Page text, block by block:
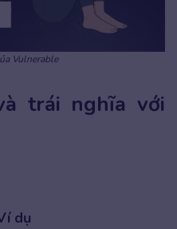
Vulnerable
trái nghĩa với
dụ